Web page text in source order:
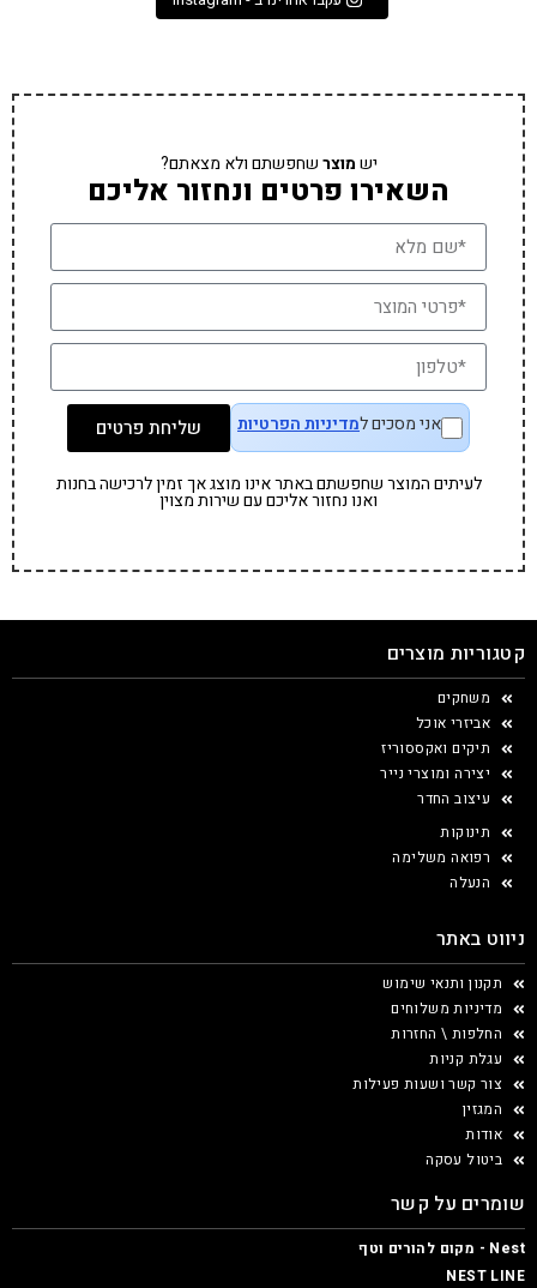
ישמוצרשחפשתם ולא מצאתם?
השאירו פרטים ונחזור אליכם
אני מסכים למדיניות הפרטיות שליחת פרטים
לעיתים המוצר שחפשתם באתר אינו מוצג אך זמין לרכישה בחנות
ואנו נחזור אליכם עם שירות מצוין
קטגוריות מוצרים
משחקים
אביזרי אוכל
תיקים ואקססוריז
יצירה ומוצרי נייר
עיצוב החדר
תינוקות
רפואה משלימה
הנעלה
ניווט באתר
תקנון ותנאי שימוש
מדיניות משלוחים
החלפות \ החזרות
עגלת קניות
צור קשר ושעות פעילות
המגזין
אודות
ביטול עסקה
שומרים על קשר
Nest - מקום להורים וטף
NEST LINE